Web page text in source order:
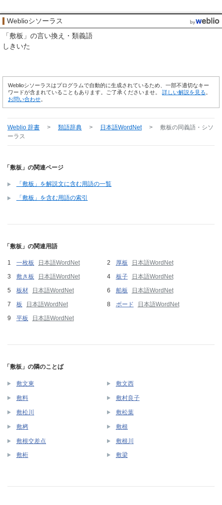
Weblioシソーラス
「敷板 」の言い換え・類義語
しきいた
Weblioシソーラスはプログラムで自動的に生成されているため、一部不適切なキー
ワードが含まれていることもあります。ご了承くださいませ。 詳しい解説を見る。
お問い合わせ。
Weblio 辞書 > 類語辞典 > 日本語WordNet > 敷板の同義語・シソ
ーラス
「敷板」の関連ページ
「敷板」を解説文に含む用語の一覧
「敷板」を含む用語の索引
「敷板」の関連用語
一枚板 日本語WordNet 厚板
日本語WordNet
敷き板
日本語WordNet 板子
日本語WordNet
板材
日本語WordNet 船板
日本語WordNet
板
日本語WordNet ボード
日本語WordNet
平板
日本語WordNet
「敷板」の隣のことば
敷文東 敷文西
敷料 敷村良子
敷松川 敷松葉
敷栲 敷根
敷根交差点 敷根川
敷桁 敷梁